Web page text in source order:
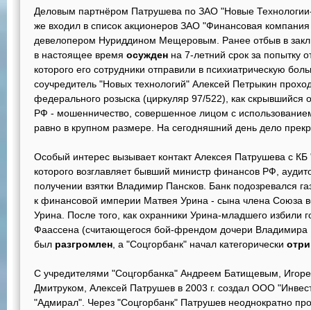
Деловым партнёром Патрушева по ЗАО "Новые
же входил в список акционеров ЗАО "Финансовая
девелопером Нуриддином Мещеровым. Ранее отбыв в
в настоящее время осужден на 7-летний срок за попытку
которого его сотрудники отправили в психиатрическую
соучредитель "Новых технологий" Алексей Петрыкин
федерального розыска (циркуляр 97/522), как скрывшийся
РФ - мошенничество, совершенное лицом с
равно в крупном размере. На сегодняшний день дело
Особый интерес вызывает контакт Алексея Патрушева с КБ
которого возглавляет бывший министр финансов РФ,
получении взятки Владимир Пансков. Банк подозревался
к финансовой империи Матвея Урина - сына члена Союза
Урина. После того, как охранники Урина-младшего избили
Фаассена (считающегося бой-френдом дочери Владимира
был разгромлен , а "Соцгорбанк" начал категорически
С учредителями "Соцгорбанка" Андреем Батищевым,
Дмитруком, Алексей Патрушев в 2003 г. создал ООО
"Адмирал". Через "Соцгорбанк" Патрушев неоднократно